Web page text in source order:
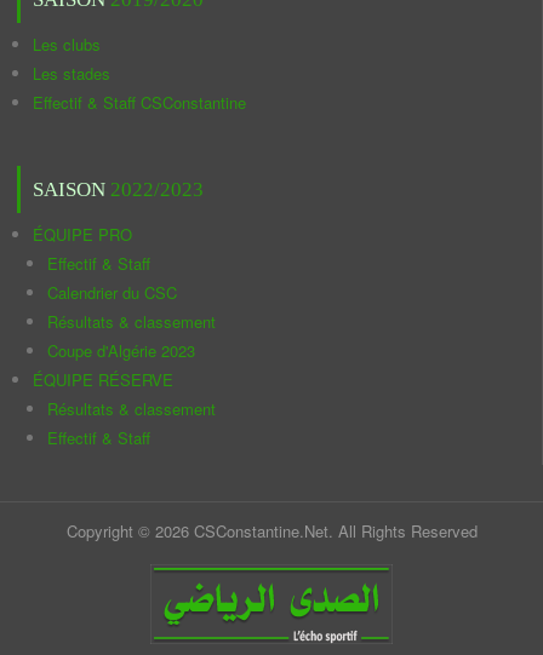
Les clubs
Les stades
Effectif & Staff CSConstantine
SAISON 2022/2023
ÉQUIPE PRO
Effectif & Staff
Calendrier du CSC
Résultats & classement
Coupe d'Algérie 2023
ÉQUIPE RÉSERVE
Résultats & classement
Effectif & Staff
Copyright © 2026 CSConstantine.Net. All Rights Reserved